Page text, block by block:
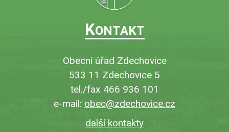
KONTAKT
Obecní úřad Zdechovice
533 11 Zdechovice 5
tel./fax 466 936 101
e-mail: obec@zdechovice.cz
další kontakty